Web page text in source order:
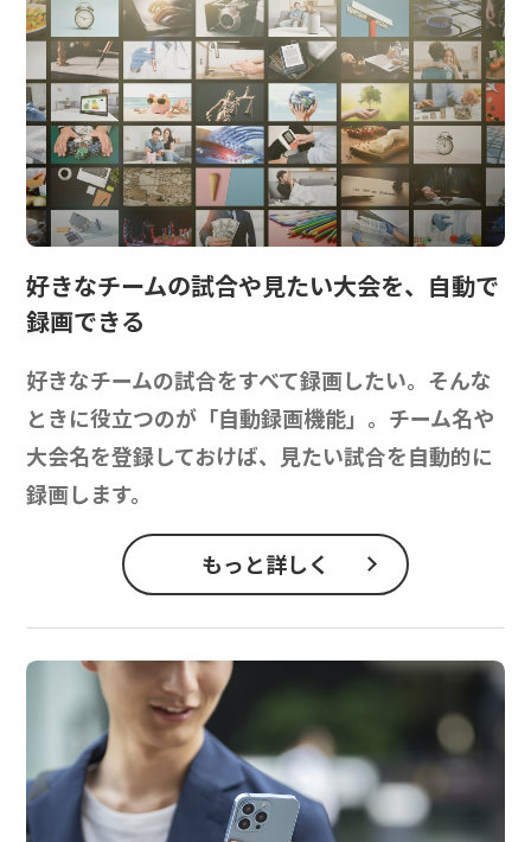
好きなチームの試合や見たい大会を、 自動で
録画できる
好きなチームの試合をすべて録画したい。そんな
ときに役立つのが「自動録画機能」。チーム名や
大会名を登録しておけば、見たい試合を自動的に
録画します。
もっと詳しく